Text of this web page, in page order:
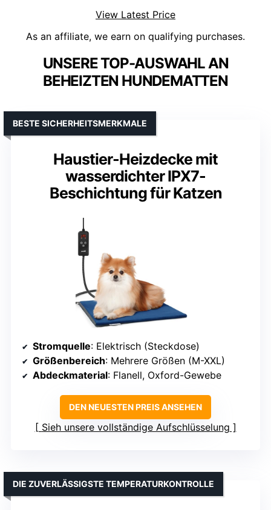
View Latest Price
As an affiliate, we earn on qualifying purchases.
UNSERE TOP-AUSWAHL AN
BEHEIZTEN HUNDEMATTEN
Haustier-Heizdecke mit
wasserdichter IPX7-
Beschichtung für Katzen
BESTE SICHERHEITSMERKMALE
Stromquelle: Elektrisch (Steckdose)
Größenbereich: Mehrere Größen (M-XXL)
Abdeckmaterial: Flanell, Oxford-Gewebe
DEN NEUESTEN PREIS ANSEHEN
Sieh unsere vollständige Aufschlüsselung
DIE ZUVERLÄSSIGSTE TEMPERATURKONTROLLE